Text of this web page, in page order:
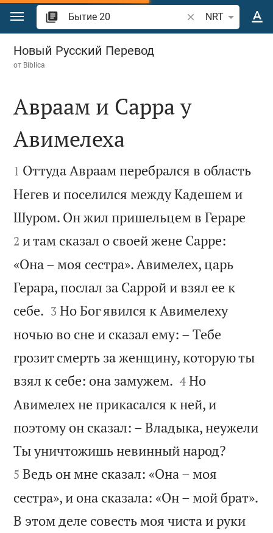
Перейти к содержанию
Поиск по отрывку
NRT
Бытие 20
Новый Русский Перевод
от Biblica

Авраам и Сарра у
Авимелеха

1 Оттуда Авраам перебрался в область
Негев и поселился между Кадешем и
Шуром. Он жил пришельцем в Гераре
2 и там сказал о своей жене Сарре:
«Она – моя сестра». Авимелех, царь
Герара, послал за Саррой и взял ее к
себе. 

3 Но Бог явился к Авимелеху
ночью во сне и сказал ему: – Тебе
грозит смерть за женщину, которую ты
взял к себе: она замужем. 

4 Но
Авимелех не прикасался к ней, и
поэтому он сказал: – Владыка, неужели
Ты уничтожишь невинный народ?
5 Ведь он мне сказал: «Она – моя
сестра», и она сказала: «Он – мой брат».
В этом деле совесть моя чиста и руки